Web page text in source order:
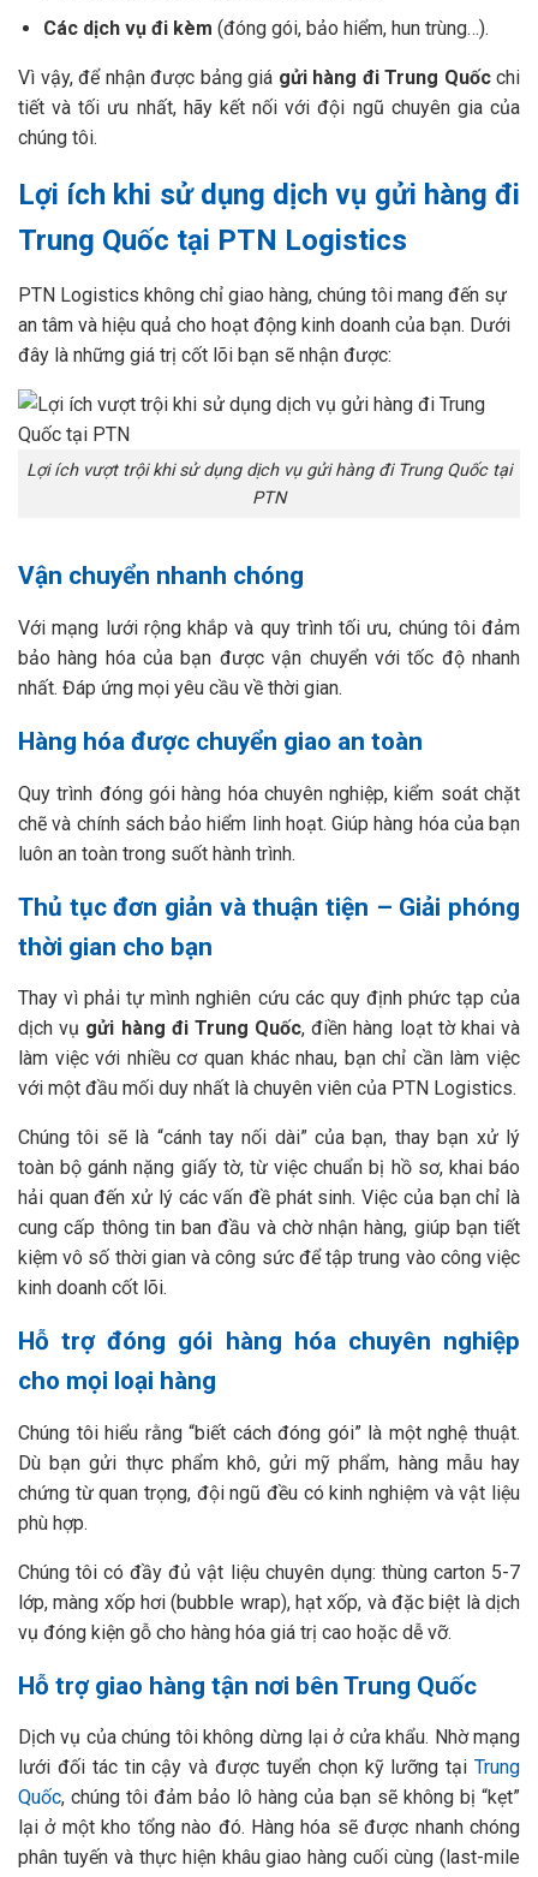
Các dịch vụ đi kèm (đóng gói, bảo hiểm, hun trùng…).
Vì vậy, để nhận được bảng giá gửi hàng đi Trung Quốcchi
tiết và tối ưu nhất, hãy kết nối với đội ngũ chuyên gia của
chúng tôi.
Lợi ích khi sử dụng dịch vụ gửi hàng đi
Trung Quốc tại PTN Logistics
PTN Logistics không chỉ giao hàng, chúng tôi mang đến sự
an tâm và hiệu quả cho hoạt động kinh doanh của bạn. Dưới
đây là những giá trị cốt lõi bạn sẽ nhận được:
Lợi ích vượt trội khi sử dụng dịch vụ gửi hàng đi Trung Quốc tại
PTN
Vận chuyển nhanh chóng
Với mạng lưới rộng khắp và quy trình tối ưu, chúng tôi đảm
bảo hàng hóa của bạn được vận chuyển với tốc độ nhanh
nhất. Đáp ứng mọi yêu cầu về thời gian.
Hàng hóa được chuyển giao an toàn
Quy trình đóng gói hàng hóa chuyên nghiệp, kiểm soát chặt
chẽ và chính sách bảo hiểm linh hoạt. Giúp hàng hóa của bạn
luôn an toàn trong suốt hành trình.
Thủ tục đơn giản và thuận tiện – Giải phóng
thời gian cho bạn
Thay vì phải tự mình nghiên cứu các quy định phức tạp của
dịch vụ gửi hàng đi Trung Quốc, điền hàng loạt tờ khai và
làm việc với nhiều cơ quan khác nhau, bạn chỉ cần làm việc
với một đầu mối duy nhất là chuyên viên của PTN Logistics.
Chúng tôi sẽ là “cánh tay nối dài” của bạn, thay bạn xử lý
toàn bộ gánh nặng giấy tờ, từ việc chuẩn bị hồ sơ, khai báo
hải quan đến xử lý các vấn đề phát sinh. Việc của bạn chỉ là
cung cấp thông tin ban đầu và chờ nhận hàng, giúp bạn tiết
kiệm vô số thời gian và công sức để tập trung vào công việc
kinh doanh cốt lõi.
Hỗ trợ đóng gói hàng hóa chuyên nghiệp
cho mọi loại hàng
Chúng tôi hiểu rằng “biết cách đóng gói” là một nghệ thuật.
Dù bạn gửi thực phẩm khô, gửi mỹ phẩm, hàng mẫu hay
chứng từ quan trọng, đội ngũ đều có kinh nghiệm và vật liệu
phù hợp.
Chúng tôi có đầy đủ vật liệu chuyên dụng: thùng carton 5-7
lớp, màng xốp hơi (bubble wrap), hạt xốp, và đặc biệt là dịch
vụ đóng kiện gỗ cho hàng hóa giá trị cao hoặc dễ vỡ.
Hỗ trợ giao hàng tận nơi bên Trung Quốc
Dịch vụ của chúng tôi không dừng lại ở cửa khẩu. Nhờ mạng
lưới đối tác tin cậy và được tuyển chọn kỹ lưỡng tại Trung
Quốc, chúng tôi đảm bảo lô hàng của bạn sẽ không bị “kẹt”
lại ở một kho tổng nào đó. Hàng hóa sẽ được nhanh chóng
phân tuyến và thực hiện khâu giao hàng cuối cùng (last-mile